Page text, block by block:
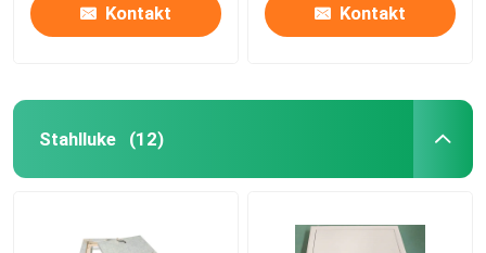
Kontakt Kontakt
Stahlluke (12)